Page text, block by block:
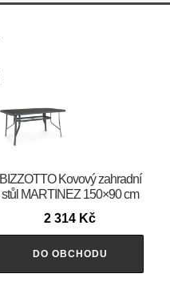
BIZZOTTO Kovový zahradní
stůl MARTINEZ 150×90 cm
2 314 Kč
DO OBCHODU